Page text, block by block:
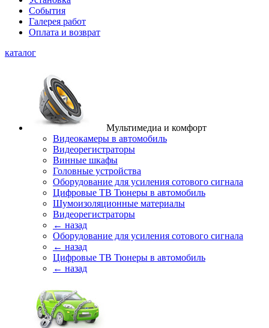
События
Галерея работ
Оплата и возврат
каталог
Мультимедиа и комфорт
Видеокамеры в автомобиль
Видеорегистраторы
Винные шкафы
Головные устройства
Оборудование для усиления сотового сигнала
Цифровые ТВ Тюнеры в автомобиль
Шумоизоляционные материалы
Видеорегистраторы
← назад
Оборудование для усиления сотового сигнала
← назад
Цифровые ТВ Тюнеры в автомобиль
← назад